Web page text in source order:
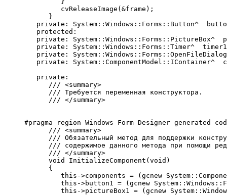
cvReleaseImage(&frame);
}
private: System::Windows::Forms::Button^
protected:
private: System::Windows::Forms::PictureBox^
private: System::Windows::Forms::Timer^
private:
private: System::ComponentModel::IContainer^
private:
/// <summary>
/// Требуется переменная конструктора.
/// </summary>
#pragma region Windows Form Designer generated
/// <summary>
/// Обязательный метод для поддержки
/// содержимое данного метода при помощи
/// </summary>
void InitializeComponent(void)
{
this->components = (gcnew
this->button1 = (gcnew
this->pictureBox1 = (gcnew